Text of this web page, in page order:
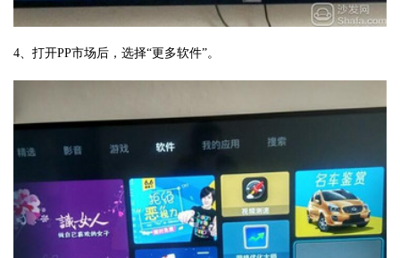
4、打开PP市场后，选择“更多软件”。